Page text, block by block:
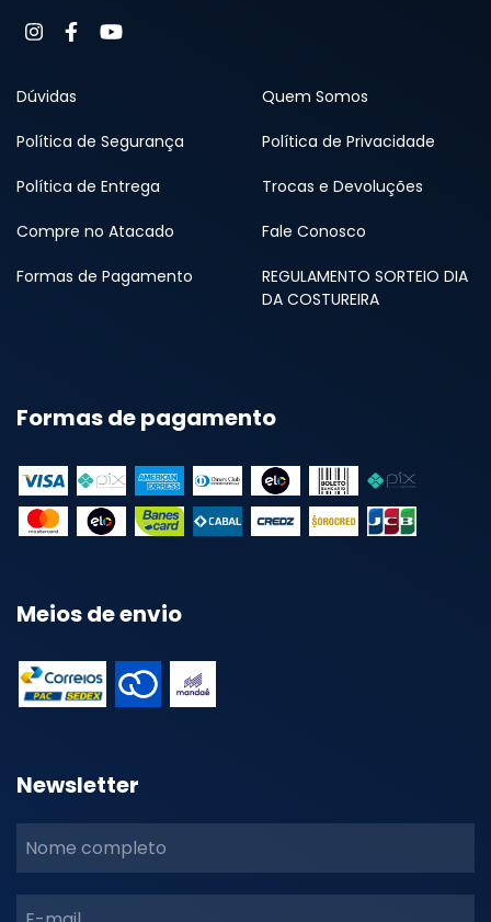
Dúvidas Quem Somos
Política de Segurança Política de Privacidade
Política de Entrega Trocas e Devoluções
Compre no Atacado Fale Conosco
Formas de Pagamento
REGULAMENTO SORTEIO DIA
DA COSTUREIRA
Formas de pagamento
Meios de envio
Newsletter